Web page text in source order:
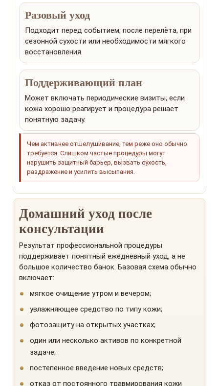
Разовый уход
Подходит перед событием, после перелёта, при
сезонной сухости или необходимости мягкого
восстановления.
Поддерживающий план
Может включать периодические визиты, если
кожа хорошо реагирует и процедура решает
понятную задачу.
Чем активнее отшелушивание, тем реже оно обычно
требуется. Слишком частые процедуры могут
нарушить защитный барьер, вызвать сухость,
раздражение и усилить высыпания.
Домашний уход после
консультации
Результат профессиональной процедуры
поддерживает понятный ежедневный уход, а не
большое количество банок. Базовая схема обычно
включает:
мягкое очищение утром и вечером;
увлажняющее средство по типу кожи;
фотозащиту на открытых участках;
один или несколько активов по конкретной
задаче;
постепенное введение новых средств;
отказ от постоянного травмирования кожи